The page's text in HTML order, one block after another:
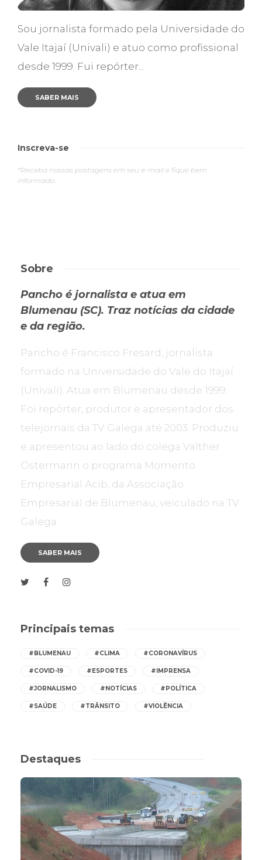
Sou jornalista formado pela Universidade do
Vale Itajaí (Univali) e atuo como profissional
desde 1999. Fui repórter...
SABER MAIS
Inscreva-se
*Receba nossas postagens em seu e-mail e fique bem
informado.
Sobre
Pancho é jornalista e atua em
Blumenau (SC). Traz notícias da cidade
e da região.
Pancho é Francisco Fresard, jornalista
formado na Universidade do Vale do Itajaí
(Univali). Atua em Blumenau desde 1999.
Foi repórter, produtor e apresentador dos
telejornais da TV Galega até 2003. Produziu
e apresentou ao lado do colega Valther
Ostermann o programa Momento
Empresarial Acib, da Associação
Empresarial de Blumenau, veiculado na TV
Galega.
SABER MAIS
Principais temas
#BLUMENAU #CLIMA #CORONAVÍRUS
#COVID-19 #ESPORTES #IMPRENSA
#JORNALISMO #NOTÍCIAS #POLÍTICA
#SAÚDE #TRÂNSITO #VIOLÊNCIA
Destaques